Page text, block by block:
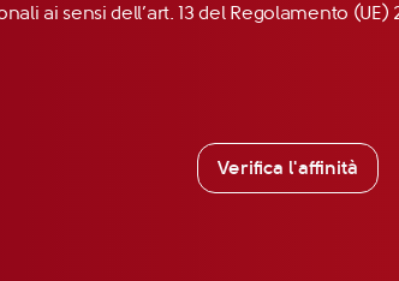
ai sensi dell’art. 13 del Regolamento
Verifica l'affinità